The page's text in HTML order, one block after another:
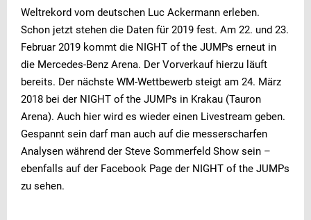
Weltrekord vom deutschen Luc Ackermann erleben.
Schon jetzt stehen die Daten für 2019 fest. Am 22. und 23.
Februar 2019 kommt die NIGHT of the JUMPs erneut in
die Mercedes-Benz Arena. Der Vorverkauf hierzu läuft
bereits. Der nächste WM-Wettbewerb steigt am 24. März
2018 bei der NIGHT of the JUMPs in Krakau (Tauron
Arena). Auch hier wird es wieder einen Livestream geben.
Gespannt sein darf man auch auf die messerscharfen
Analysen während der Steve Sommerfeld Show sein –
ebenfalls auf der Facebook Page der NIGHT of the JUMPs
zu sehen.